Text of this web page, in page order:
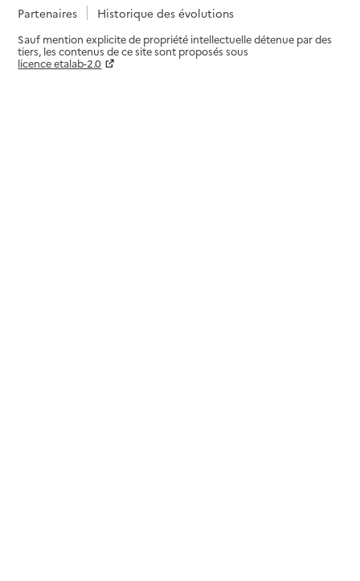
Partenaires
Historique des évolutions
Sauf mention explicite de propriété intellectuelle détenue par des
tiers, les contenus de ce site sont proposés sous
licence etalab-2.0